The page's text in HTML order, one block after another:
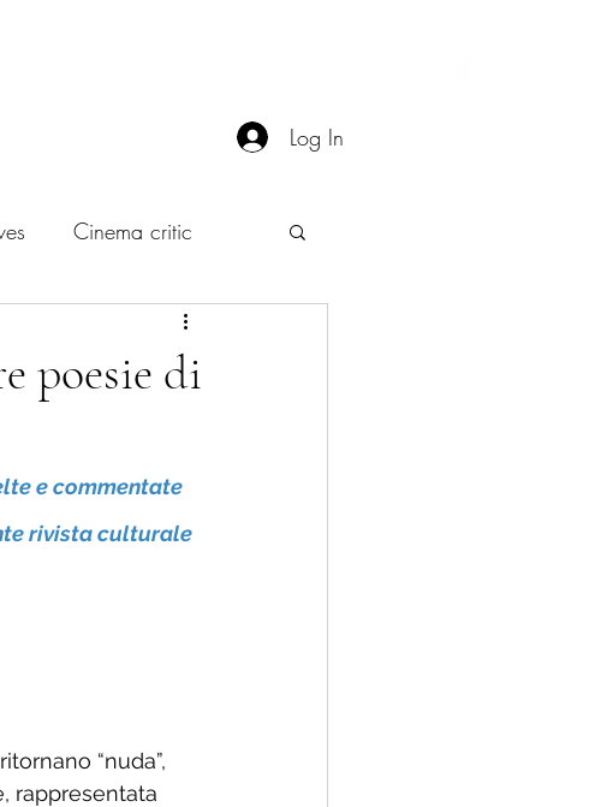
Log In
Cinema critic
poesie di
e commentate
rivista culturale
“nuda”,
rappresentata